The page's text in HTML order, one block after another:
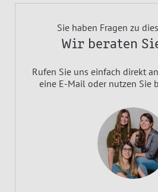
Sie haben Fragen zu
Wir beraten
Rufen Sie uns einfach direkt
eine E-Mail oder nutzen Sie